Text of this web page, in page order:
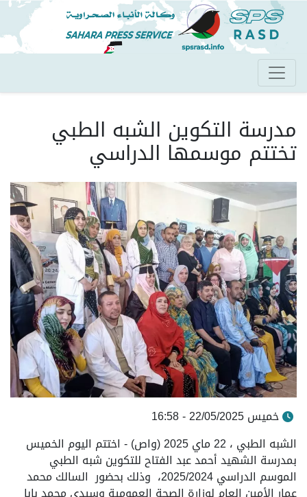
تجاوز
إلى
المحتوى
الرئيسي
مدرسة التكوين الشبه الطبي
تختتم موسمها الدراسي
خميس 22/05/2025 - 16:58
الشبه الطبي ، 22 ماي 2025 (واص) - اختتم اليوم الخميس
بمدرسة الشهيد أحمد عبد الفتاح للتكوين شبه الطبي
الموسم الدراسي 2025/2024، وذلك بحضور السالك محمد